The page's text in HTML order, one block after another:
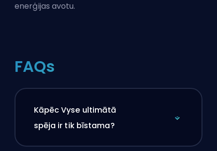
enerģijas avotu.
FAQs
Kāpēc Vyse ultimātā
spēja ir tik bīstama?